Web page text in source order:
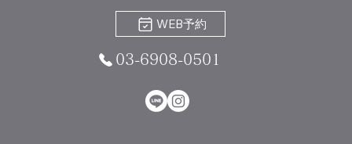
03-6908-0501
WEB予約